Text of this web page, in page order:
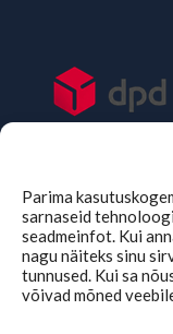
Parima
sarnaseid
seadmeinfot. Kui
nagu näiteks sinu
tunnused. Kui sa
võivad mõned